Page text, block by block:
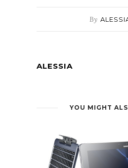
By
ALESSIA
YOU MIGHT